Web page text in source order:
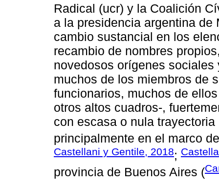
Radical (ucr) y la Coalición
a la presidencia argentina
cambio sustancial en los
recambio de nombres
novedosos orígenes
muchos de los miembros de
funcionarios, muchos de
otros altos cuadros-,
con escasa o nula
principalmente en el marco
Castellani y Gentile, 2018;
provincia de Buenos Aires (